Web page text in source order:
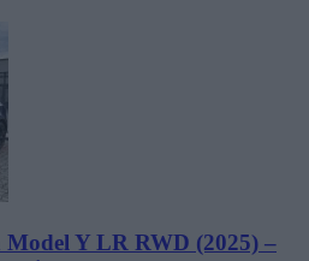
Model Y LR RWD (2025) –